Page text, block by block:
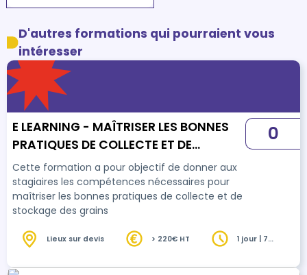
D'autres formations qui pourraient vous
intéresser
E LEARNING - MAÎTRISER LES BONNES
PRATIQUES DE COLLECTE ET DE
STOCKAGE DES GRAINS
Cette formation a pour objectif de donner aux
stagiaires les compétences nécessaires pour
maîtriser les bonnes pratiques de collecte et de
stockage des grains
0
Lieux sur devis > 220€ HT
1 jour | 7